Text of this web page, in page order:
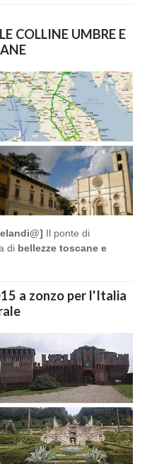
COLLINE UMBRE E
Il ponte di
di bellezze toscane e
a zonzo per l'Italia